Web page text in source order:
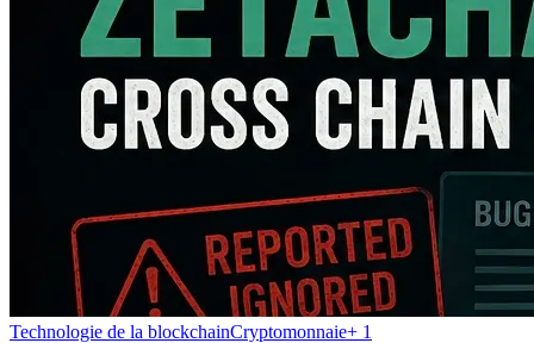
Technologie de la blockchainCryptomonnaie+ 1